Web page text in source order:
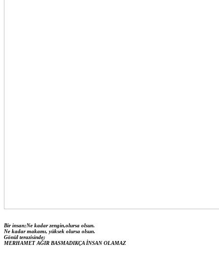
Bir insan;Ne kadar zengin,olursa olsun.
Ne kadar makamı, yüksek olursa olsun.
Gönül terazisinde;
MERHAMET AĞIR BASMADIKÇA İNSAN OLAMAZ